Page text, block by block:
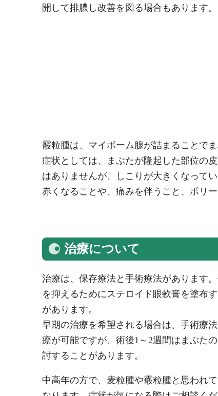
開して排膿し改善を図る場合もあります。
霰粒腫は、マイボーム腺が詰まることで
症状としては、まぶたが隆起した部位の
はありませんが、しこりが大きくなって
赤くなることや、痛みを伴うこと、ポリ
治療について
治療は、保存療法と手術療法があります
を抑えるためにステロイド眼軟膏を塗布
があります。
早期の治療を希望される場合は、手術療
療が可能ですが、術後1～2週間はまぶた
討することがあります。
中高年の方で、麦粒腫や霰粒腫と思われ